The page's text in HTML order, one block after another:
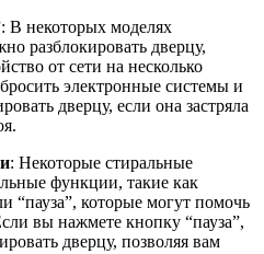
: В некоторых моделях
разблокировать дверцу,
от сети на несколько
электронные системы и
дверцу, если она застряла
: Некоторые стиральные
функции, такие как
“пауза”, которые могут помочь
вы нажмете кнопку “пауза”,
дверцу, позволяя вам